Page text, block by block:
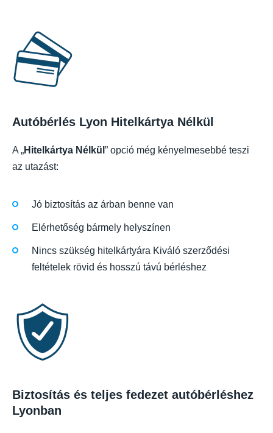
Autóbérlés Lyon Hitelkártya Nélkül
A „Hitelkártya Nélkül ” opció még kényelmesebbé teszi
az utazást:
Jó biztosítás az árban benne van
Elérhetőség bármely helyszínen
Nincs szükség hitelkártyára Kiváló szerződési
feltételek rövid és hosszú távú bérléshez
Biztosítás és teljes fedezet autóbérléshez
Lyonban